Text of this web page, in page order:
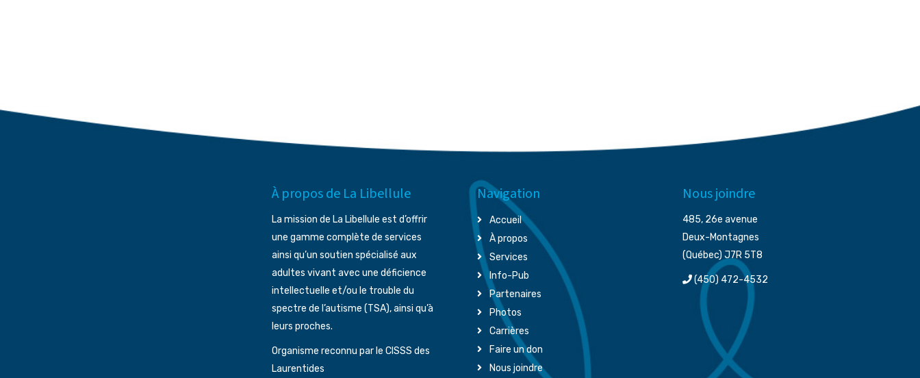
À propos de La Libellule
La mission de La Libellule est d’offrir
une gamme complète de services
ainsi qu’un soutien spécialisé aux
adultes vivant avec une déficience
intellectuelle et/ou le trouble du
spectre de l’autisme (TSA), ainsi qu’à
leurs proches.
Organisme reconnu par le CISSS des
Laurentides
Navigation
Accueil
À propos
Services
Info-Pub
Partenaires
Photos
Carrières
Faire un don
Nous joindre
Nous joindre
485, 26e avenue
Deux-Montagnes
(Québec) J7R 5T8
(450) 472-4532